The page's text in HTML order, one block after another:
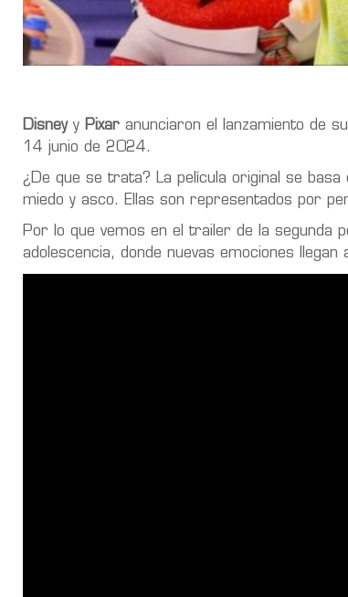
Disneyy Pixar anunciaron el lanzamiento de
14 junio de 2024.
¿De que se trata? La película original se
miedo y asco. Ellas son representados por
Por lo que vemos en el trailer de la segunda
adolescencia, donde nuevas emociones